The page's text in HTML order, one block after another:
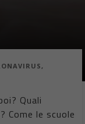
,
Quali
Come le scuole